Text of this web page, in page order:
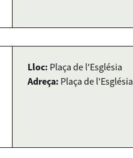
Lloc: Plaça de l'Església
Adreça: Plaça de l'Església